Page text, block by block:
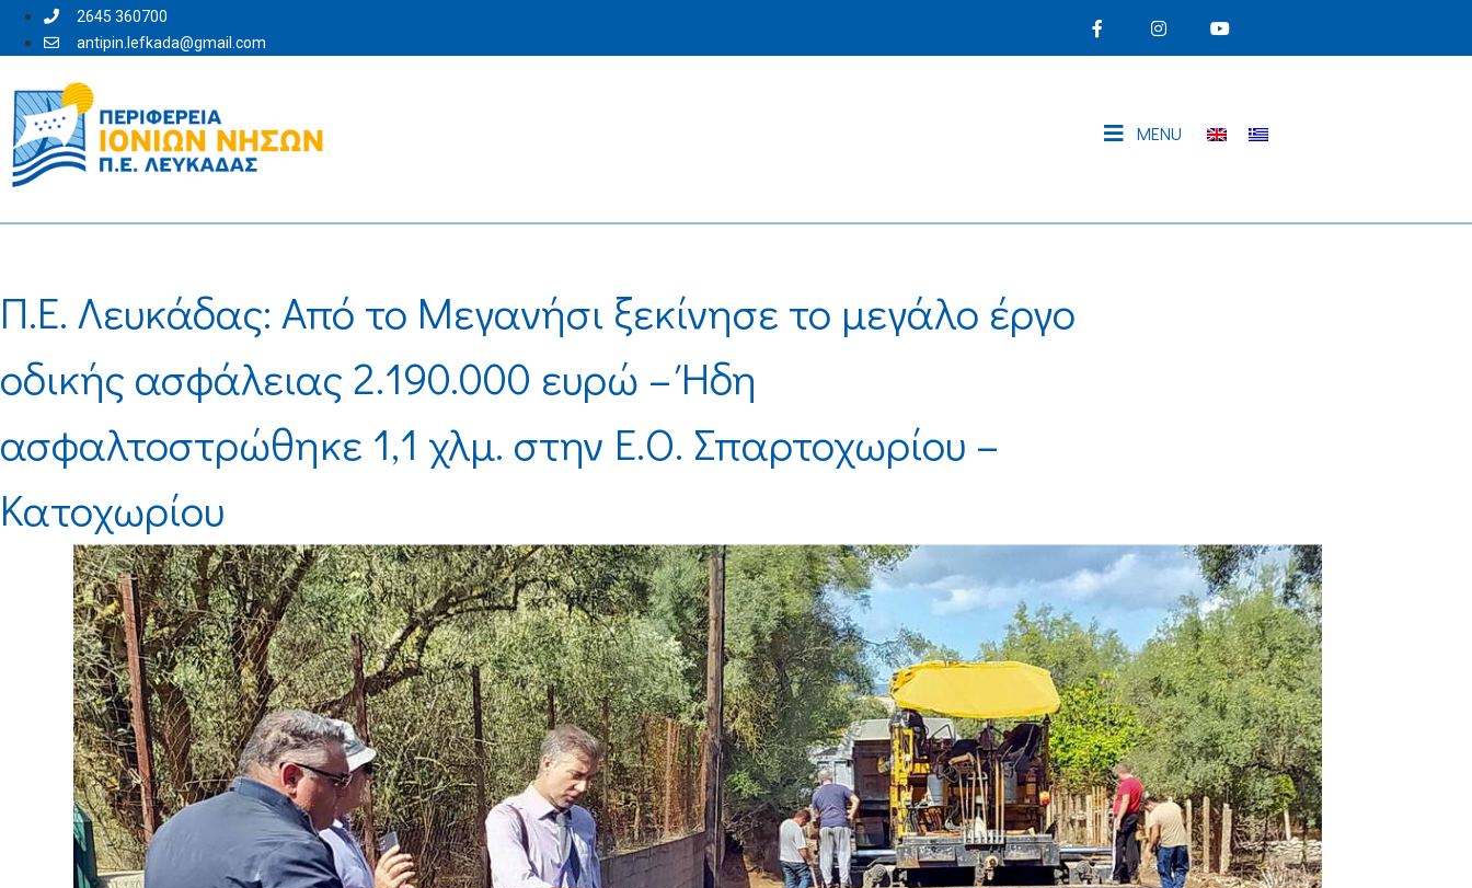
2645 360700
antipin.lefkada@gmail.com
MENU
Π.Ε. Λευκάδας: Από το Μεγανήσι ξεκίνησε το μεγάλο έργο
οδικής ασφάλειας 2.190.000 ευρώ – Ήδη
ασφαλτοστρώθηκε 1,1 χλμ. στην Ε.Ο. Σπαρτοχωρίου –
Κατοχωρίου